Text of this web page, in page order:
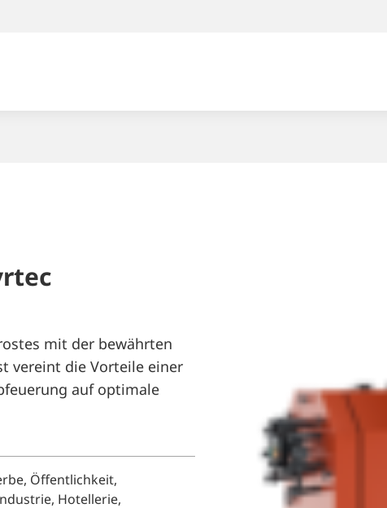
mit der bewährten
vereint die Vorteile einer
auf optimale
Öffentlichkeit,
Hotellerie,